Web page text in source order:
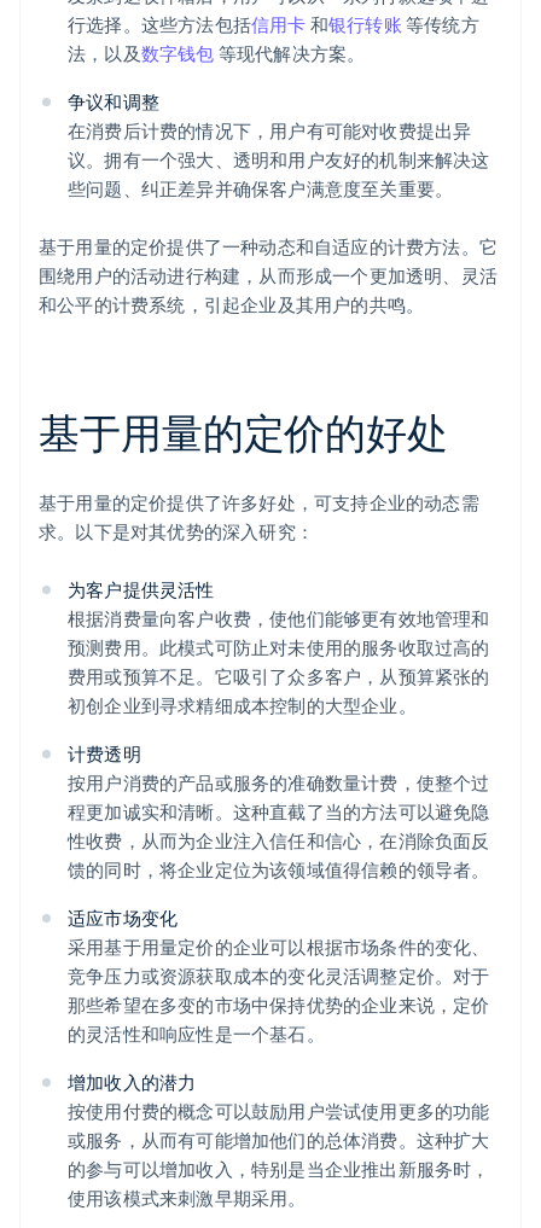
行选择。这些方法包括信用卡 和银行转账 等传统方
法，以及数字钱包 等现代解决方案。
争议和调整
在消费后计费的情况下，用户有可能对收费提出异
议。拥有一个强大、透明和用户友好的机制来解决这
些问题、纠正差异并确保客户满意度至关重要。
基于用量的定价提供了一种动态和自适应的计费方法。它
围绕用户的活动进行构建，从而形成一个更加透明、灵活
和公平的计费系统，引起企业及其用户的共鸣。
基于用量的定价的好处
基于用量的定价提供了许多好处，可支持企业的动态需
求。以下是对其优势的深入研究：
为客户提供灵活性
根据消费量向客户收费，使他们能够更有效地管理和
预测费用。此模式可防止对未使用的服务收取过高的
费用或预算不足。它吸引了众多客户，从预算紧张的
初创企业到寻求精细成本控制的大型企业。
计费透明
按用户消费的产品或服务的准确数量计费，使整个过
程更加诚实和清晰。这种直截了当的方法可以避免隐
性收费，从而为企业注入信任和信心，在消除负面反
馈的同时，将企业定位为该领域值得信赖的领导者。
适应市场变化
采用基于用量定价的企业可以根据市场条件的变化、
竞争压力或资源获取成本的变化灵活调整定价。对于
那些希望在多变的市场中保持优势的企业来说，定价
的灵活性和响应性是一个基石。
增加收入的潜力
按使用付费的概念可以鼓励用户尝试使用更多的功能
或服务，从而有可能增加他们的总体消费。这种扩大
的参与可以增加收入，特别是当企业推出新服务时，
使用该模式来刺激早期采用。